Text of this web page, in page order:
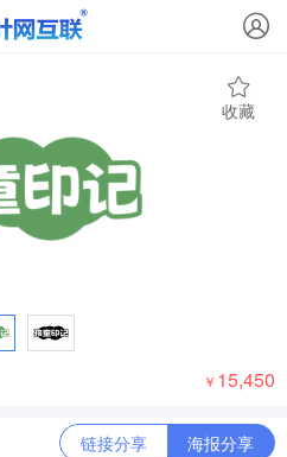
收藏
￥ 15,450
链接分享 海报分享